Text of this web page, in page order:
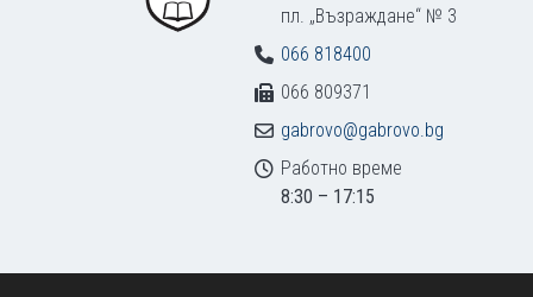
пл. „Възраждане“ № 3
066 818400
066 809371
gabrovo@gabrovo.bg
Работно време
8:30 – 17:15